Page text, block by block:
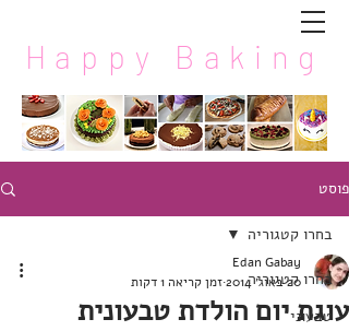
Happy Baking
פוסט
בחרו קטגוריה
טבעוני
בחרו קטגוריה
עוגת יום הולדת טבעונית
Edan Gabay
20 באוג׳ 2014
זמן קריאה 1 דקות